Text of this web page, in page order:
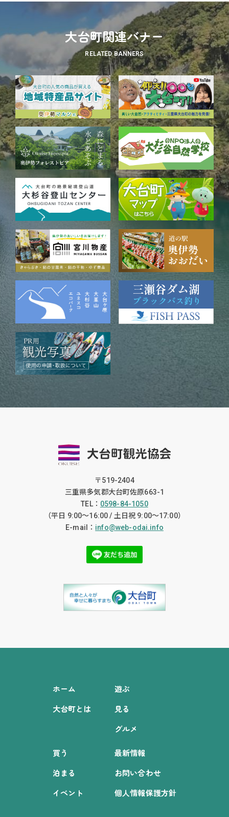
大台町関連バナー
RELATED BANNERS
〒519-2404
三重県多気郡大台町佐原663-1
TEL： 0598-84-1050
（平日 9:00〜16:00 / 土日祝 9:00〜17:00）
E-mail： info@web-odai.info
ホーム
大台町とは
遊ぶ
見る
グルメ
買う
泊まる
イベント
最新情報
お問い合わせ
個人情報保護方針